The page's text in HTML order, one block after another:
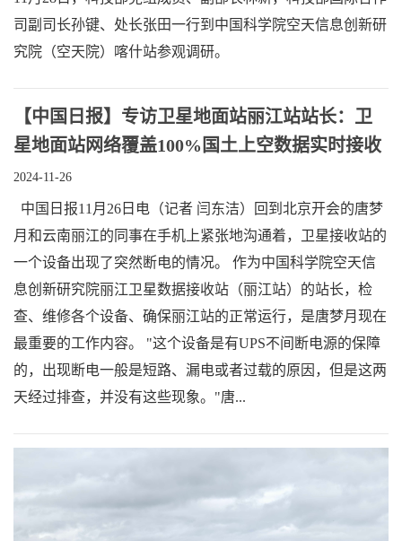
司副司长孙键、处长张田一行到中国科学院空天信息创新研
究院（空天院）喀什站参观调研。
【中国日报】专访卫星地面站丽江站站长：卫
星地面站网络覆盖100%国土上空数据实时接收
2024-11-26
中国日报11月26日电（记者 闫东洁）回到北京开会的唐梦
月和云南丽江的同事在手机上紧张地沟通着，卫星接收站的
一个设备出现了突然断电的情况。 作为中国科学院空天信
息创新研究院丽江卫星数据接收站（丽江站）的站长，检
查、维修各个设备、确保丽江站的正常运行，是唐梦月现在
最重要的工作内容。 "这个设备是有UPS不间断电源的保障
的，出现断电一般是短路、漏电或者过载的原因，但是这两
天经过排查，并没有这些现象。"唐...